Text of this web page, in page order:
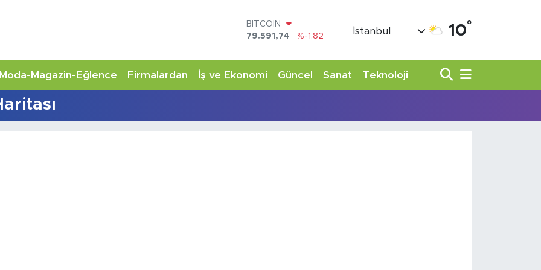
BITCOIN
79.591,74
%-1.82
45,43620
%0.02
EURO
G.ALTIN
İstanbul 10°
Moda-Magazin-Eğlence Firmalardan İş ve Ekonomi Güncel Sanat Teknoloji